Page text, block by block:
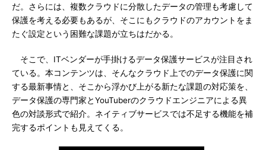
だ。さらには、複数クラウドに分散したデータの管理も考慮して
保護を考える必要もあるが、そこにもクラウドのアカウントをま
たぐ設定という困難な課題が立ちはだかる。
そこで、ITベンダーが手掛けるデータ保護サービスが注目され
ている。本コンテンツは、そんなクラウド上でのデータ保護に関
する最新事情と、そこから浮かび上がる新たな課題の対応策を、
データ保護の専門家とYouTuberのクラウドエンジニアによる異
色の対談形式で紹介。ネイティブサービスでは不足する機能を補
完するポイントも見えてくる。